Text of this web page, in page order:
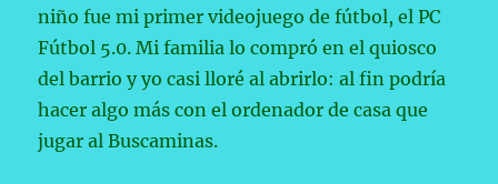
niño fue mi primer videojuego de fútbol, el PC
Fútbol 5.0. Mi familia lo compró en el quiosco
del barrio y yo casi lloré al abrirlo: al fin podría
hacer algo más con el ordenador de casa que
jugar al Buscaminas.